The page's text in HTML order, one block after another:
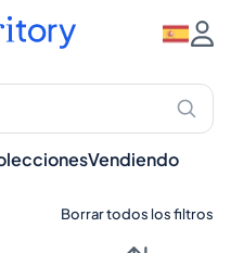
Vendiendo
Borrar todos los filtros
Ginebra – Spiritory